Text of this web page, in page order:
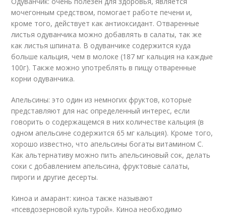
мочегонным средством, помогает работе печени и,
кроме того, действует как антиоксидант. Отваренные
листья одуванчика можно добавлять в салаты, так же
как листья шпината. В одуванчике содержится куда
больше кальция, чем в молоке (187 мг кальция на каждые
100г). Также можно употреблять в пищу отваренные
корни одуванчика.
Апельсины: это один из немногих фруктов, которые
представляют для нас определенный интерес, если
говорить о содержащемся в них количестве кальция (в
одном апельсине содержится 65 мг кальция). Кроме того,
хорошо известно, что апельсины богаты витамином С.
Как альтернативу можно пить апельсиновый сок, делать
соки с добавлением апельсина, фруктовые салаты,
пироги и другие десерты.
Киноа и амарант: киноа также называют
«псевдозерновой культурой». Киноа необходимо